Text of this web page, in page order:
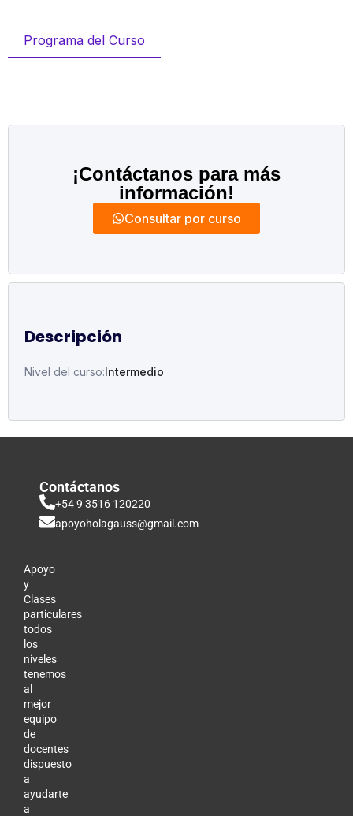
Programa del Curso
¡Contáctanos para más
información!
Consultar por curso
Descripción
Nivel del curso:Intermedio
Apoyo
y
Clases
particulares
todos
los
niveles
tenemos
al
mejor
equipo
de
docentes
dispuesto
a
ayudarte
a
Contáctanos
+54 9 3516 120220
apoyoholagauss@gmail.com